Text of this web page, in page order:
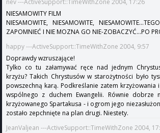
nev ---ActiveSupport::TimeWithZone 2004, 17:26
NIESAMOWITY FILM
NIESAMOWITE, NIESAMOWITE,
ZAPOMNIEĆ I NIE MOZNA GO NIE-ZOBACZYĆ...PO
happy ---ActiveSupport::TimeWithZone 2004, 9:57
Doprawdy wzruszające!
Tylko co tu załamywać ręce nad jednym
krzyżu? Takich Chrystusów w starożytności było
powszechną karą. Podkreślanie zatem krzyżowania
wspólnego z duchem Ewangelii. Równie dobrze
krzyżowanego Spartakusa - i ogrom jego
zostało zepchnięte na plan drugi. Niestety.
JeanValjean ---ActiveSupport::TimeWithZone 2004,